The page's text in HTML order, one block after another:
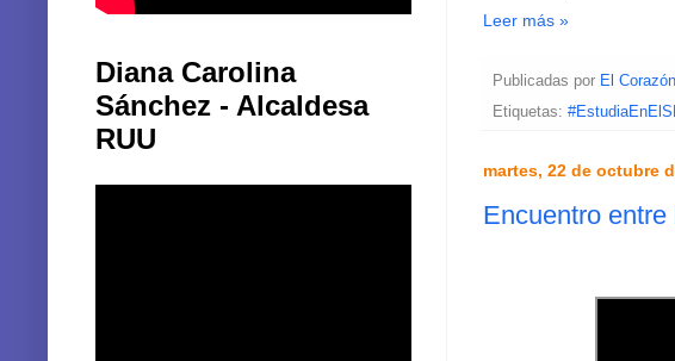
Leer más »
Publicadas por El
Etiquetas:
martes, 22 de octubre
Encuentro
Diana Carolina
Sánchez - Alcaldesa
RUU